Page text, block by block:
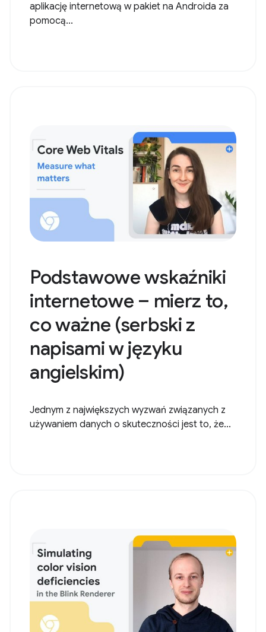
aplikację internetową w pakiet na Androida za
pomocą...
Podstawowe wskaźniki
internetowe – mierz to,
co ważne (serbski z
napisami w języku
angielskim)
Jednym z największych wyzwań związanych z
używaniem danych o skuteczności jest to, że...